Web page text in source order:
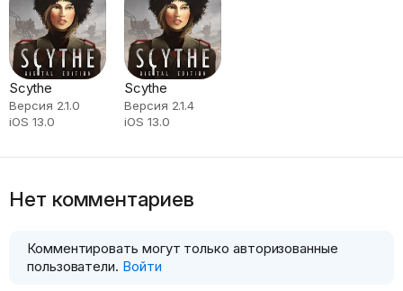
Scythe
Версия 2.1.0
iOS 13.0
Scythe
Версия 2.1.4
iOS 13.0
Нет комментариев
Комментировать могут только авторизованные
пользователи. Войти